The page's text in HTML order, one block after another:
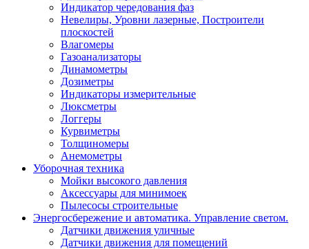
Индикатор чередования фаз
Невелиры, Уровни лазерные, Построители
плоскостей
Влагомеры
Газоанализаторы
Динамометры
Дозиметры
Индикаторы измерительные
Люксметры
Логгеры
Курвиметры
Толщиномеры
Анемометры
Уборочная техника
Мойки высокого давления
Аксессуары для минимоек
Пылесосы строительные
Энергосбережение и автоматика. Управление светом.
Датчики движения уличные
Датчики движения для помещений